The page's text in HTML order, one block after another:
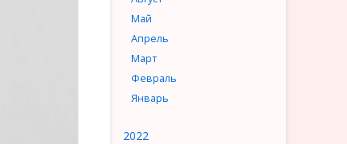
Май
Апрель
Март
Февраль
Январь
2022